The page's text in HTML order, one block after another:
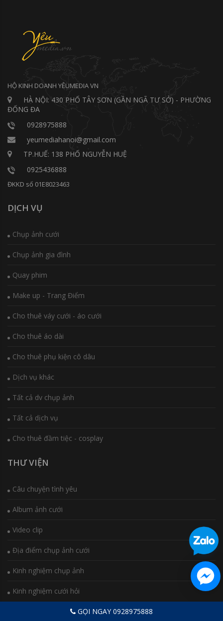
HỘ KINH DOANH YÊUMEDIA VN
HÀ NỘI: 430 PHỐ TÂY SƠN (GẦN NGÃ TƯ SỞ) - PHƯỜNG
ĐỐNG ĐA
0928975888
yeumediahanoi@gmail.com
TP.HUẾ: 138 PHỐ NGUYỄN HUỆ
0925436888
ĐKKD số 01E8023463
DỊCH VỤ
Chụp ảnh cưới
Chụp ảnh gia đình
Quay phim
Make up - Trang Điểm
Cho thuê váy cưới - áo cưới
Cho thuê áo dài
Cho thuê phụ kiện cô dâu
Dịch vụ khác
Tất cả dv chụp ảnh
Tất cả dịch vụ
Cho thuê đầm tiệc - cosplay
THƯ VIỆN
Câu chuyện tình yêu
Album ảnh cưới
Video clip
Địa điểm chụp ảnh cưới
Kinh nghiệm chụp ảnh
Kinh nghiệm cưới hỏi
GỌI NGAY 0928975888